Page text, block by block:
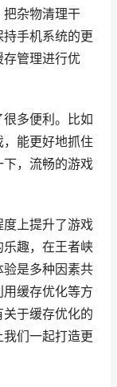
杂物清理干
手机系统的更
管理进行优
多便利。比如
能更好地抓住
，流畅的游戏
上提升了游戏
趣，在王者峡
是多种因素共
缓存优化等方
于缓存优化的
们一起打造更